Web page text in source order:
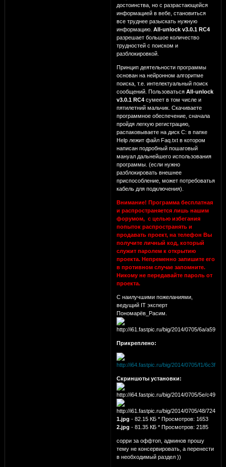
достоинства, но с разрастающейся
информацией в вебе, становиться
все труднее разыскать нужную
информацию. All-unlock v3.0.1 RC4
разрешает большое количество
трудностей с поиском и
разблокировкой.
Принцип деятельности программы
основан на нейронном алгоритме
поиска, т.е. интелектуальный поиск
сообщений. Пользоваться All-unlock
v3.0.1 RC4сумеет в том числе и
пятилетний мальчик. Скачиваете
программное обеспечение, сначала
пройдя легкую регистрацию,
распаковываете на диск C: в папке
Help лежит файл Faq.txt в котором
написан подробный пошаговый
мануал дальнейшего использования
программы. (если нужно
разблокировать внешнее
приспособление, может потребоватья
кабель для подключения).
Внимание! Программа бесплатная
и распространяется лишь нашим
форумом, с целью избегания
попыток распространять и
продавать проект, на телефон Вы
получите личный код, который
служит паролем к открытию
проекта. Непременно запишите его
в противном случае запомните.
Никому не передавайте пароль от
проекта.
С наилучшими пожеланиями,
ведущий IT эксперт
Пономарёв_Расим.
Прикреплено:
Скриншоты установки:
1.jpg - 82.15 КБ * Просмотров: 1653
2.jpg - 81.35 КБ * Просмотров: 2185
сорри за оффтоп, админов прошу
тему не консервировать, а перенести
в необходимый раздел ))